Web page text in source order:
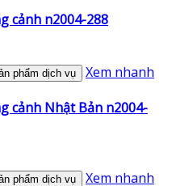
cảnh n2004-288
phẩm dịch vụ Xem nhanh
cảnh Nhật Bản n2004-
phẩm dịch vụ Xem nhanh